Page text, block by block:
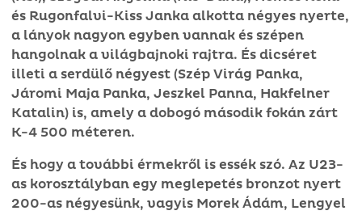
és Rugonfalvi-Kiss Janka alkotta négyes nyerte,
a lányok nagyon egyben vannak és szépen
hangolnak a világbajnoki rajtra. És dicséret
illeti a serdülő négyest (Szép Virág Panka,
Járomi Maja Panka, Jeszkel Panna, Hakfelner
Katalin) is, amely a dobogó második fokán zárt
K-4 500 méteren.
És hogy a további érmekről is essék szó. Az U23-
as korosztályban egy meglepetés bronzot nyert
200-as négyesünk, vagyis Morek Ádám, Lengyel